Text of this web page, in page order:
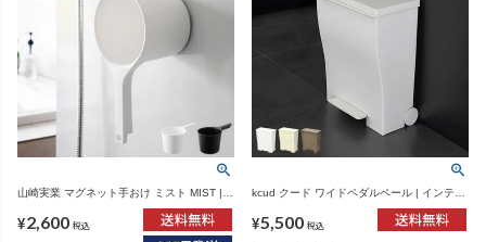
山崎実業 マグネット手おけ ミスト MIST |
¥2,600 税込
kcud クード ワイドペダルペール | インテリ
¥5,500 税込